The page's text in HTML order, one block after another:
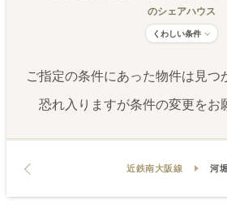
のシェアハウス
くわしい条件
ご指定の条件にあった物件は見つ
恐れ入りますが条件の変更をお
近鉄南大阪線 河